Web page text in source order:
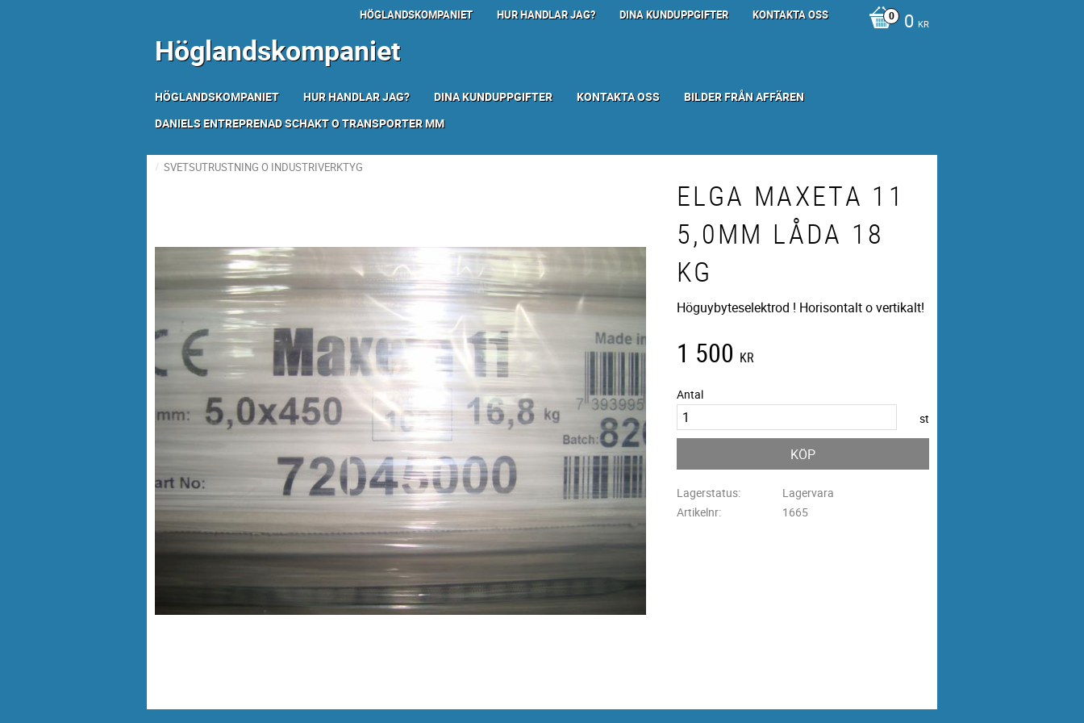
0 KR
HÖGLANDSKOMPANIET HUR HANDLAR JAG? DINA KUNDUPPGIFTER KONTAKTA OSS
Höglandskompaniet
HÖGLANDSKOMPANIET HUR HANDLAR JAG? DINA KUNDUPPGIFTER KONTAKTA OSS
BILDER FRÅN AFFÄREN
DANIELS ENTREPRENAD SCHAKT O TRANSPORTER MM
SVETSUTRUSTNING O INDUSTRIVERKTYG
ELGA MAXETA 11
5,0MM LÅDA 18
KG
Höguybyteselektrod ! Horisontalt o vertikalt!
1 500 KR
Antal
st
KÖP
Lagerstatus
Lagervara
Artikelnr
1665